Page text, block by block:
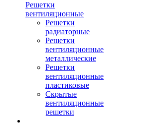
Решетки
вентиляционные
Решетки
радиаторные
Решетки
вентиляционные
металлические
Решетки
вентиляционные
пластиковые
Скрытые
вентиляционные
решетки